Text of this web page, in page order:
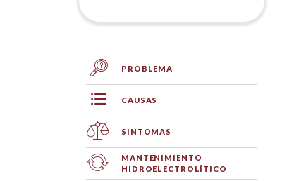
PROBLEMA
CAUSAS
SINTOMAS
MANTENIMIENTO
HIDROELECTROLÍTICO